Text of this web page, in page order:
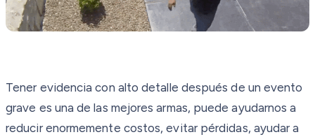
Tener evidencia con alto detalle después de un evento
grave es una de las mejores armas, puede ayudarnos a
reducir enormemente costos, evitar pérdidas, ayudar a